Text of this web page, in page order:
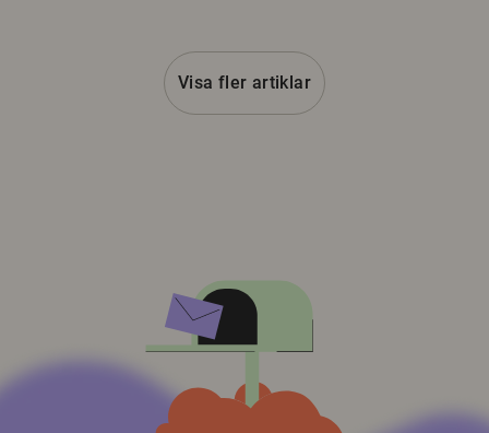
Visa fler artiklar